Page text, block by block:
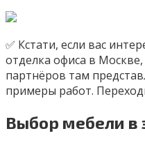
✅ Кстати, если вас
отделка офиса в
партнёров там
примеры работ.
Выбор мебели в